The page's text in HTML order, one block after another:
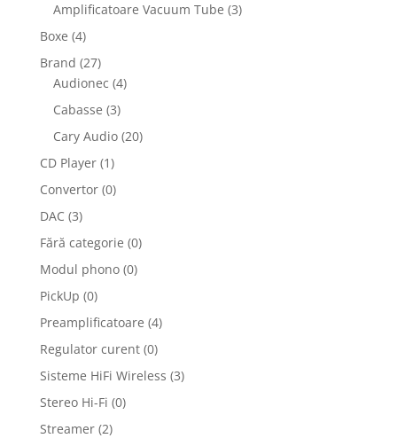
Amplificatoare Vacuum Tube (3)
Boxe (4)
Brand (27)
Audionec (4)
Cabasse (3)
Cary Audio (20)
CD Player (1)
Convertor (0)
DAC (3)
Fără categorie (0)
Modul phono (0)
PickUp (0)
Preamplificatoare (4)
Regulator curent (0)
Sisteme HiFi Wireless (3)
Stereo Hi-Fi (0)
Streamer (2)